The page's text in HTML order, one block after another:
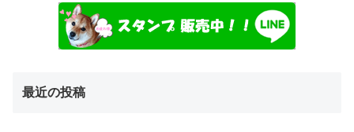
最近の投稿